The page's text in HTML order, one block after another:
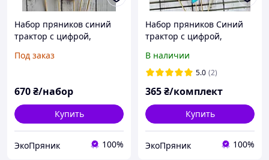
Набор пряников синий
трактор с цифрой,
пряники Вспыш и чудо-
Под заказ
670₴/набор
Купить
ЭкоПряник 100%
Набор пряников Синий
трактор с цифрой,
пряники в торт
В наличии
5.0 (2)
365₴/комплект
Купить
ЭкоПряник 100%